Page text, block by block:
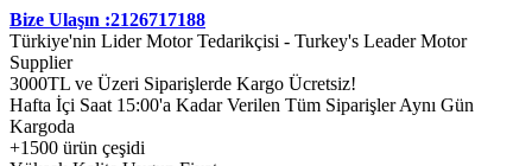
Bize Ulaşın :2126717188
Türkiye'nin Lider Motor Tedarikçisi - Turkey's Leader Motor
Supplier
3000TL ve Üzeri Siparişlerde Kargo Ücretsiz!
Hafta İçi Saat 15:00'a Kadar Verilen Tüm Siparişler Aynı Gün
Kargoda
+1500 ürün çeşidi